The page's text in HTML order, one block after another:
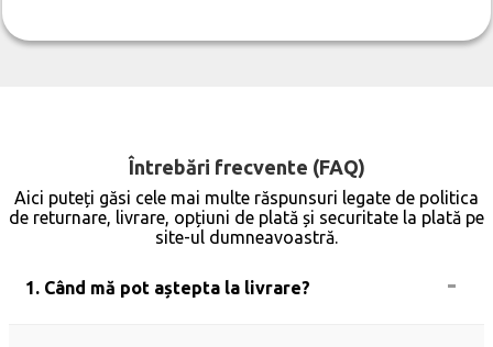
Întrebări frecvente (FAQ)
Aici puteți găsi cele mai multe răspunsuri legate de politica
de returnare, livrare, opțiuni de plată și securitate la plată pe
site-ul dumneavoastră.
1. Când mă pot aștepta la livrare?